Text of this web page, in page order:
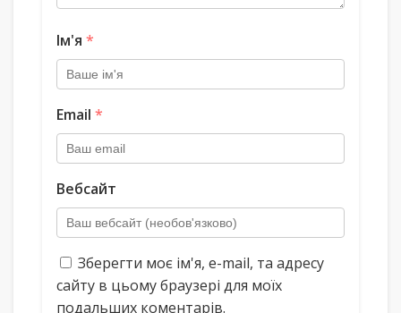
Ім'я *
Email *
Вебсайт
Зберегти моє ім'я, e-mail, та адресу
сайту в цьому браузері для моїх
подальших коментарів.